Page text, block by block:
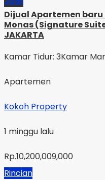
Dijual Apartemen
Monas (Signature Suite
JAKARTA
Kamar Tidur: 3Kamar
Apartemen
Kokoh Property
1 minggu lalu
Rp.10,200,009,000
Rincian